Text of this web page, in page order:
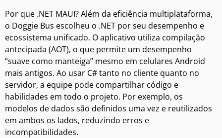
Por que .NET MAUI? Além da eficiência multiplataforma,
o Doggie Bus escolheu o .NET por seu desempenho e
ecossistema unificado. O aplicativo utiliza compilação
antecipada (AOT), o que permite um desempenho
“suave como manteiga” mesmo em celulares Android
mais antigos. Ao usar C# tanto no cliente quanto no
servidor, a equipe pode compartilhar código e
habilidades em todo o projeto. Por exemplo, os
modelos de dados são definidos uma vez e reutilizados
em ambos os lados, reduzindo erros e
incompatibilidades.